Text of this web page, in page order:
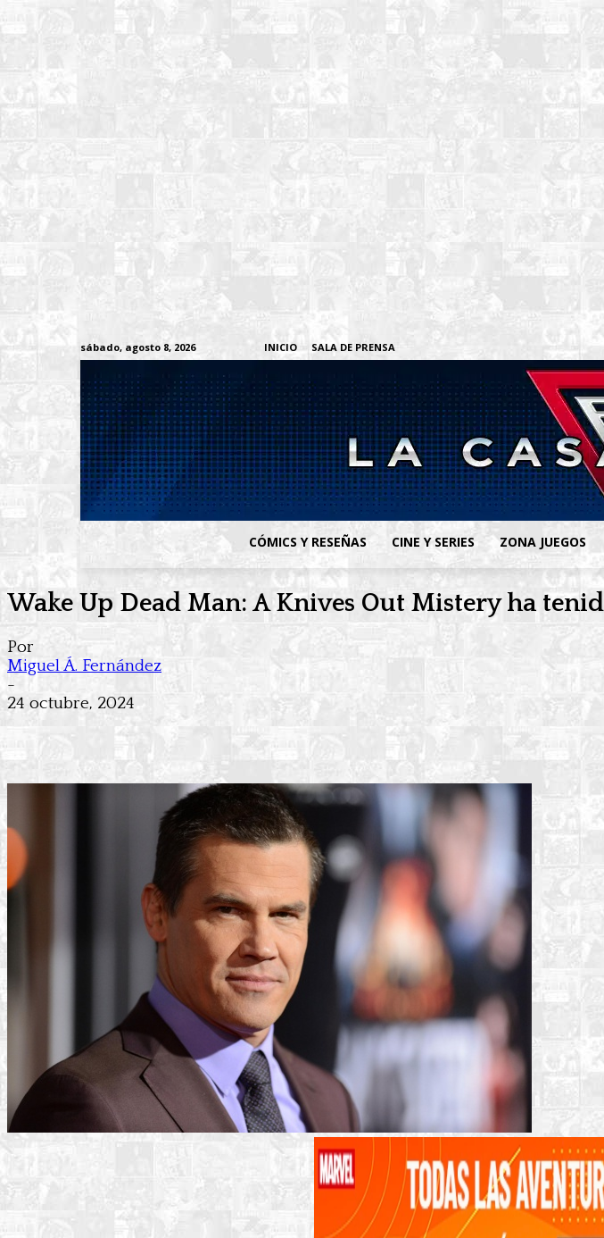
sábado, agosto 8, 2026 INICIO SALA DE PRENSA
CÓMICS Y RESEÑAS CINE Y SERIES ZONA JUEGOS
Wake Up Dead Man: A Knives Out Mistery ha
Por
Miguel Á. Fernández
-
24 octubre, 2024